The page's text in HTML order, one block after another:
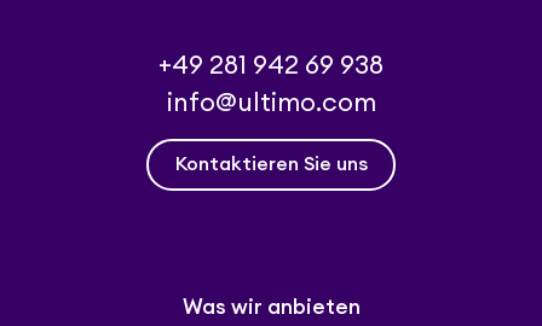
+49 281 942 69 938
info@ultimo.com
Kontaktieren Sie uns
Was wir anbieten